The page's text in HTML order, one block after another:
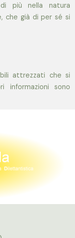
più nella natura
che già di per sé si
attrezzati che si
informazioni sono